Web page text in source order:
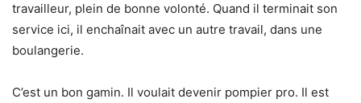
travailleur, plein de bonne volonté. Quand il terminait son
service ici, il enchaînait avec un autre travail, dans une
boulangerie.
C’est un bon gamin. Il voulait devenir pompier pro. Il est